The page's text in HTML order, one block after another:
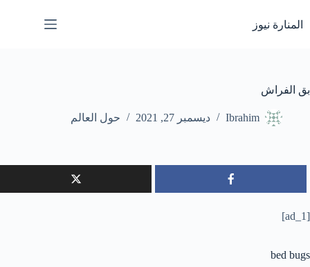
إلى
المحتوى
المنارة نيوز
بق الفراش
Ibrahim ديسمبر 27, 2021 حول العالم
[ad_1]
bed bugs